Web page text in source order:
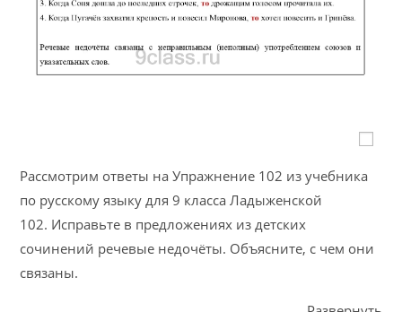
Рассмотрим ответы на Упражнение 102 из учебника
по русскому языку для 9 класса Ладыженской
102. Исправьте в предложениях из детских
сочинений речевые недочёты. Объясните, с чем они
связаны.